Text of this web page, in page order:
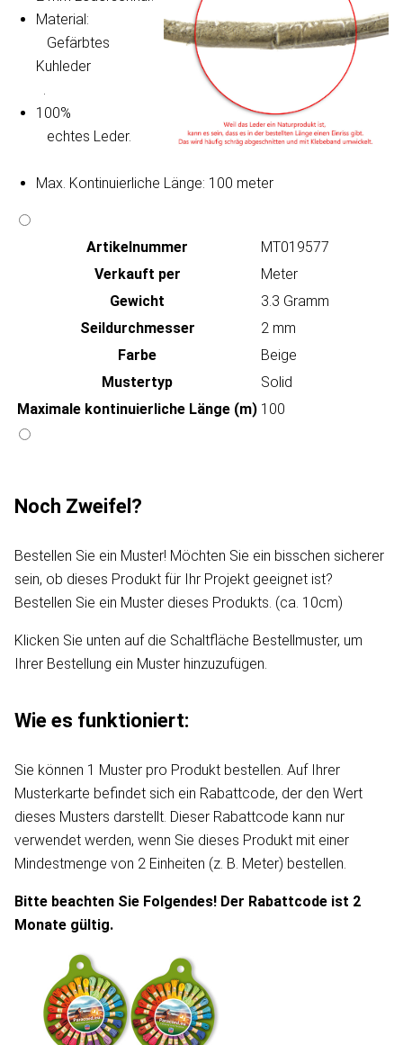
Material:
Kuhleder
.
100%
Max. Kontinuierliche Länge: 100 meter
Artikeln‌ummer
MT019577
Verkauft per
Meter
Gewicht
3.3 Gramm
Seildurchmesser
2 mm
Farbe
Beige
Mustertyp
Solid
Maximale kontinuierliche Länge (m) 100
Noch Zweifel?
Bestellen Sie ein Muster! Möchten Sie ein bisschen sicherer
sein, ob dieses Produkt für Ihr Projekt geeignet ist?
Bestellen Sie ein Muster dieses Produkts. (ca. 10cm)
Klicken Sie unten auf die Schaltfläche Bestellmuster, um
Ihrer Bestellung ein Muster hinzuzufügen.
Wie es funktioniert:
Sie können 1 Muster pro Produkt bestellen. Auf Ihrer
Musterkarte befindet sich ein Rabattcode, der den Wert
dieses Musters darstellt. Dieser Rabattcode kann nur
verwendet werden, wenn Sie dieses Produkt mit einer
Mindestmenge von 2 Einheiten (z. B. Meter) bestellen.
Bitte beachten Sie Folgendes! Der Rabattcode ist 2
Monate gültig.